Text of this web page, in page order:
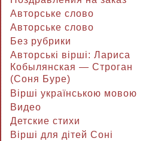
Авторське слово
Авторське слово
Без рубрики
Авторські вірші: Лариса
Кобылянская — Строган
(Соня Буре)
Вірші українською мовою
Видео
Детские стихи
Вірші для дітей Соні